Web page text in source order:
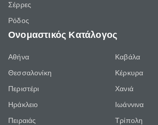
Σέρρες
Ρόδος
Ονομαστικός Κατάλογος
Αθήνα
Θεσσαλονίκη
Περιστέρι
Ηράκλειο
Πειραιάς
Καβάλα
Κέρκυρα
Χανιά
Ιωάννινα
Τρίπολη